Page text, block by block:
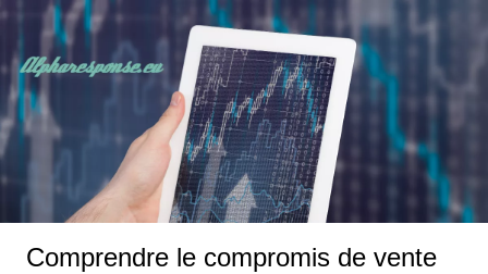
Comprendre le compromis de vente